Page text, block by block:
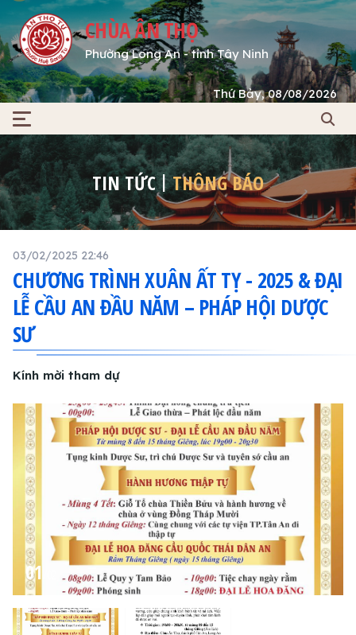
CHÙA ÂN THỌ
Phường Long An - tỉnh Tây Ninh
Thứ Bảy, 08/08/2026
TIN TỨC THÔNG BÁO
03/02/2025 22:46
CHƯƠNG TRÌNH XUÂN ẤT TỴ - 2025 & ĐẠI
LỄ CẦU AN ĐẦU NĂM – PHÁP HỘI DƯỢC
SƯ
Kính mời tham dự
01